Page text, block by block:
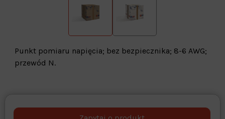
Punkt pomiaru napięcia; bez bezpiecznika; 8-6 AWG;
przewód N.